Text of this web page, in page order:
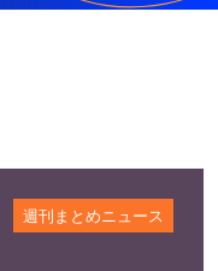
週刊まとめニュース